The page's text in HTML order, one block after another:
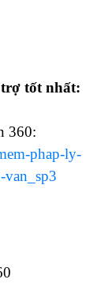
trợ tốt nhất:
360:
phap-ly-
van_sp3